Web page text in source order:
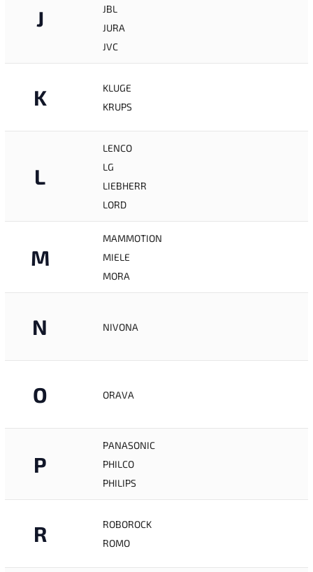
J
JBL
JURA
JVC
K
KLUGE
KRUPS
L
LENCO
LG
LIEBHERR
LORD
M
MAMMOTION
MIELE
MORA
N NIVONA
O ORAVA
P
PANASONIC
PHILCO
PHILIPS
R
ROBOROCK
ROMO